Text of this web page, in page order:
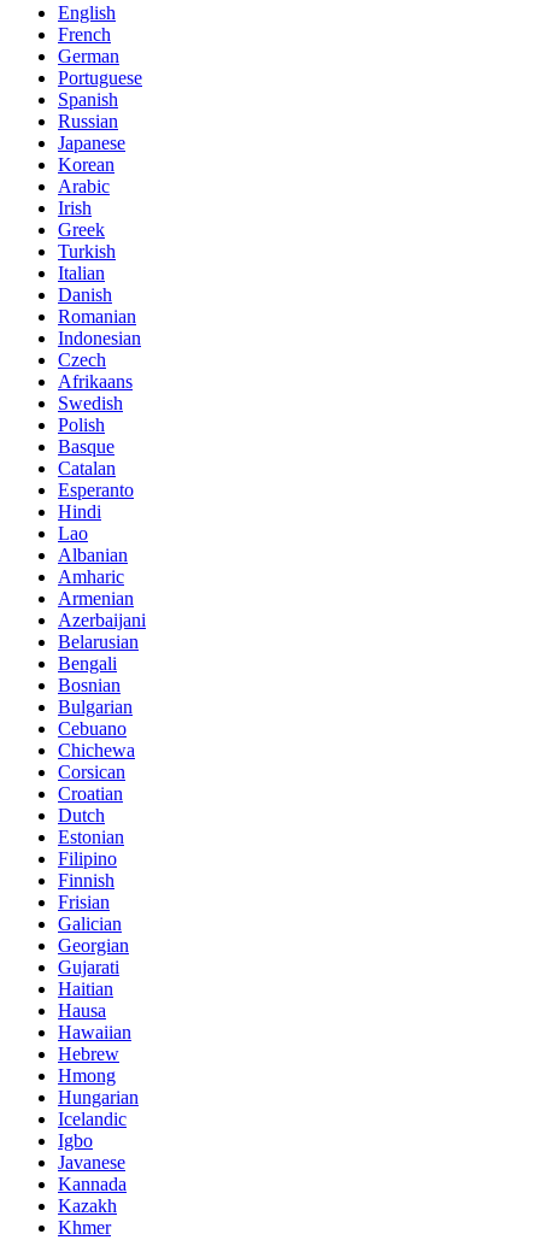
English
French
German
Portuguese
Spanish
Russian
Japanese
Korean
Arabic
Irish
Greek
Turkish
Italian
Danish
Romanian
Indonesian
Czech
Afrikaans
Swedish
Polish
Basque
Catalan
Esperanto
Hindi
Lao
Albanian
Amharic
Armenian
Azerbaijani
Belarusian
Bengali
Bosnian
Bulgarian
Cebuano
Chichewa
Corsican
Croatian
Dutch
Estonian
Filipino
Finnish
Frisian
Galician
Georgian
Gujarati
Haitian
Hausa
Hawaiian
Hebrew
Hmong
Hungarian
Icelandic
Igbo
Javanese
Kannada
Kazakh
Khmer